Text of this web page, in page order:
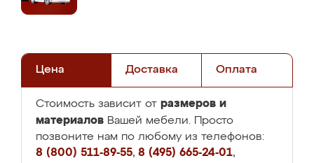
Цена Доставка Оплата
Стоимость зависит от размеров и
материалов Вашей мебели. Просто
позвоните нам по любому из телефонов:
8 (800) 511-89-55, 8 (495) 665-24-01,